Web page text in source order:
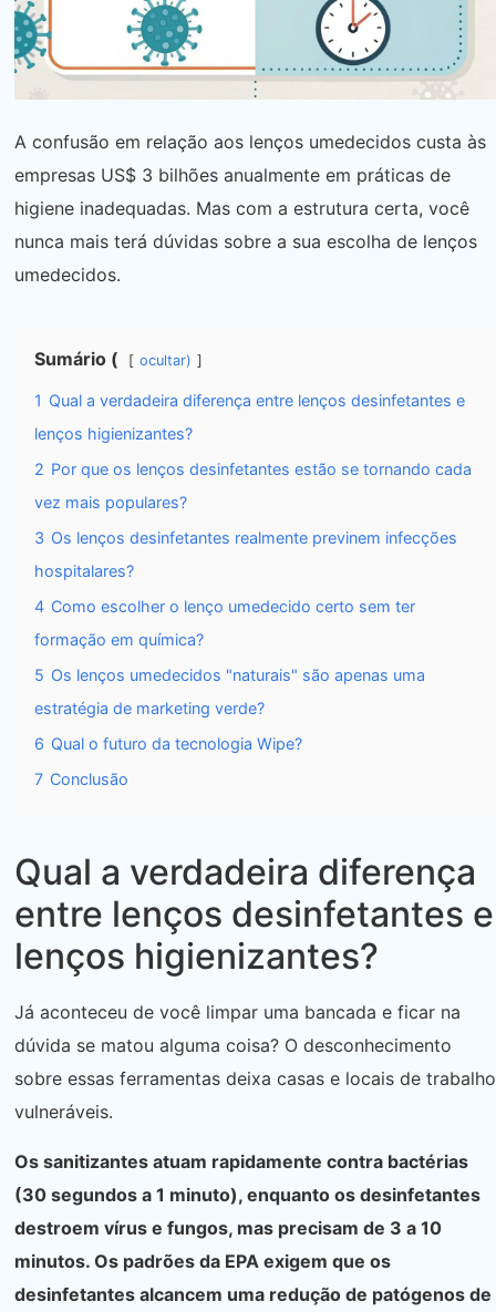
A confusão em relação aos lenços umedecidos custa às
empresas US$ 3 bilhões anualmente em práticas de
higiene inadequadas. Mas com a estrutura certa, você
nunca mais terá dúvidas sobre a sua escolha de lenços
umedecidos.
Sumário ( ocultar)
1 Qual a verdadeira diferença entre lenços desinfetantes e
lenços higienizantes?
2 Por que os lenços desinfetantes estão se tornando cada
vez mais populares?
3 Os lenços desinfetantes realmente previnem infecções
hospitalares?
4 Como escolher o lenço umedecido certo sem ter
formação em química?
5 Os lenços umedecidos "naturais" são apenas uma
estratégia de marketing verde?
6 Qual o futuro da tecnologia Wipe?
7 Conclusão
Qual a verdadeira diferença
entre lenços desinfetantes e
lenços higienizantes?
Já aconteceu de você limpar uma bancada e ficar na
dúvida se matou alguma coisa? O desconhecimento
sobre essas ferramentas deixa casas e locais de trabalho
vulneráveis.
Os sanitizantes atuam rapidamente contra bactérias
(30 segundos a 1 minuto), enquanto os desinfetantes
destroem vírus e fungos, mas precisam de 3 a 10
minutos. Os padrões da EPA exigem que os
desinfetantes alcancem uma redução de patógenos de